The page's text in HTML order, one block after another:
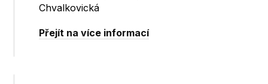
Chvalkovická
Přejít na více informací